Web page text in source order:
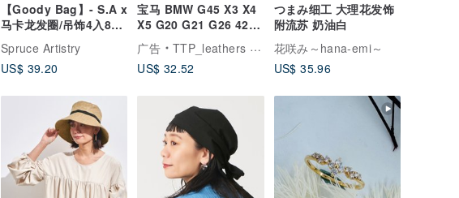
【Goody Bag】- S.A x
马卡龙发圈/吊饰4入85
折福袋组
Spruce Artistry
US$ 39.20
宝马 BMW G45 X3 X4
X5 G20 G21 G26 420i
320i 钥匙套 钥匙包
广告
TTP_leathers 波赛顿手工皮件
US$ 32.52
つまみ细工 大理花发饰
附流苏 奶油白
花咲み～hana-emi～
US$ 35.96